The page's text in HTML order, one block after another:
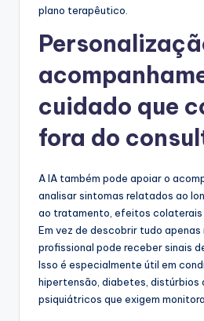
plano terapêutico.
cuidado que
fora do
A IA também pode apoiar o
analisar sintomas relatados ao
ao tratamento, efeitos colaterais
Em vez de descobrir tudo apenas
profissional pode receber sinais
Isso é especialmente útil em
hipertensão, diabetes, distúrbios
psiquiátricos que exigem